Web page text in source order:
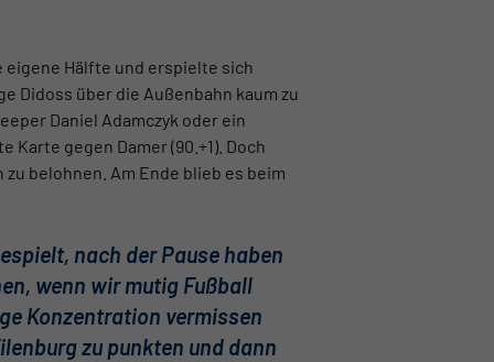
Hälfte und erspielte sich
Didoss über die Außenbahn kaum zu
Daniel Adamczyk oder ein
gegen Damer (90.+1). Doch
belohnen. Am Ende blieb es beim
nach der Pause haben
wenn wir mutig Fußball
Konzentration vermissen
zu punkten und dann